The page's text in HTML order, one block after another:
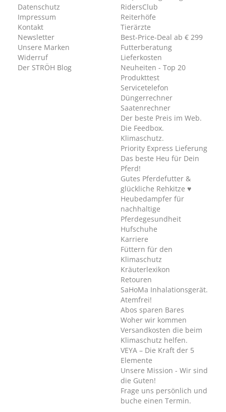
Datenschutz
Impressum
Kontakt
Newsletter
Unsere Marken
Widerruf
Der STRÖH Blog
RidersClub
Reiterhöfe
Tierärzte
Best-Price-Deal ab € 299
Futterberatung
Lieferkosten
Neuheiten - Top 20
Produkttest
Servicetelefon
Düngerrechner
Saatenrechner
Der beste Preis im Web.
Die Feedbox.
Klimaschutz.
Priority Express Lieferung
Das beste Heu für Dein
Pferd!
Gutes Pferdefutter &
glückliche Rehkitze ♥
Heubedampfer für
nachhaltige
Pferdegesundheit
Hufschuhe
Karriere
Füttern für den
Klimaschutz
Kräuterlexikon
Retouren
SaHoMa Inhalationsgerät.
Atemfrei!
Abos sparen Bares
Woher wir kommen
Versandkosten die beim
Klimaschutz helfen.
VEYA – Die Kraft der 5
Elemente
Unsere Mission - Wir sind
die Guten!
Frage uns persönlich und
buche einen Termin.